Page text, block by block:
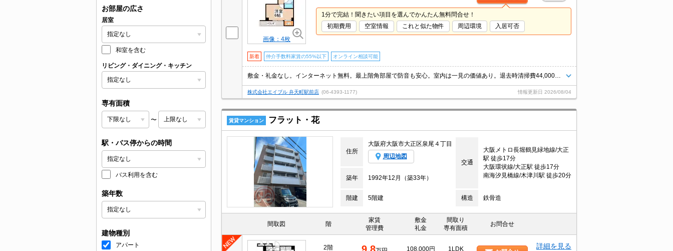
お部屋の広さ
居室
和室を含む
リビング・ダイニング・キッチン
専有面積
〜
駅・バス停からの時間
バス利用を含む
築年数
建物種別
アパート
画像：4枚
1分で完結！聞きたい項目を選んでかんたん無料問合せ！
初期費用
空室情報 これと似た物件 周辺環境 入居可否
新着 仲介手数料家賃の55%以下 オンライン相談可能
株式会社エイブル 弁天町駅前店 (06-4393-1177) 情報更新日 2026/08/04
賃貸マンション フラット・花
住所
大阪府大阪市大正区泉尾４丁目
周辺地図
交通
大阪メトロ長堀鶴見緑地線/大正
駅 徒歩17分
大阪環状線/大正駅 徒歩17分
南海汐見橋線/木津川駅 徒歩20分
築年 1992年12月（築33年）
階建 5階建 構造 鉄骨造
間取図 階
家賃
管理費
敷金
礼金
間取り
専有面積
お問合せ
2階
108,000円
1LDK
詳細を見る